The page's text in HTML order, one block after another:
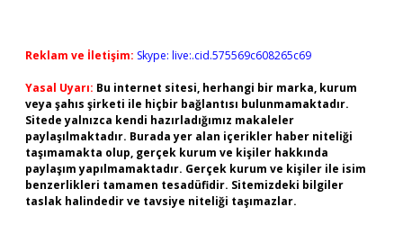
Reklam ve İletişim: Skype: live:.cid.575569c608265c69
Yasal Uyarı: Bu internet sitesi, herhangi bir marka, kurum
veya şahıs şirketi ile hiçbir bağlantısı bulunmamaktadır.
Sitede yalnızca kendi hazırladığımız makaleler
paylaşılmaktadır. Burada yer alan içerikler haber niteliği
taşımamakta olup, gerçek kurum ve kişiler hakkında
paylaşım yapılmamaktadır. Gerçek kurum ve kişiler ile isim
benzerlikleri tamamen tesadüfidir. Sitemizdeki bilgiler
taslak halindedir ve tavsiye niteliği taşımazlar.